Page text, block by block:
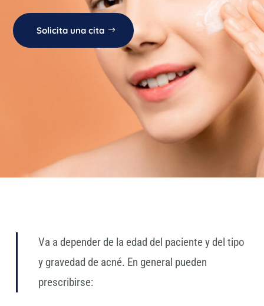
Solicita una cita
Va a depender de la edad del paciente y del tipo
y gravedad de acné. En general pueden
prescribirse: